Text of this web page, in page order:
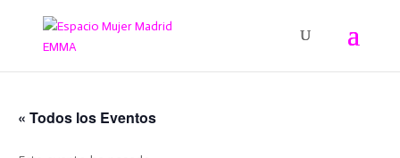
« Todos los Eventos